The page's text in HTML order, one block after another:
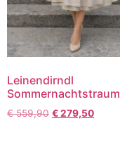
Leinendirndl
Sommernachtstraum
€559,90 €279,50